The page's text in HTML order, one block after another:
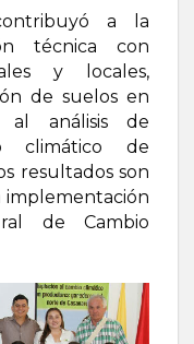
a la
técnica con
y locales,
de suelos en
al análisis de
climático de
resultados son
implementación
de Cambio